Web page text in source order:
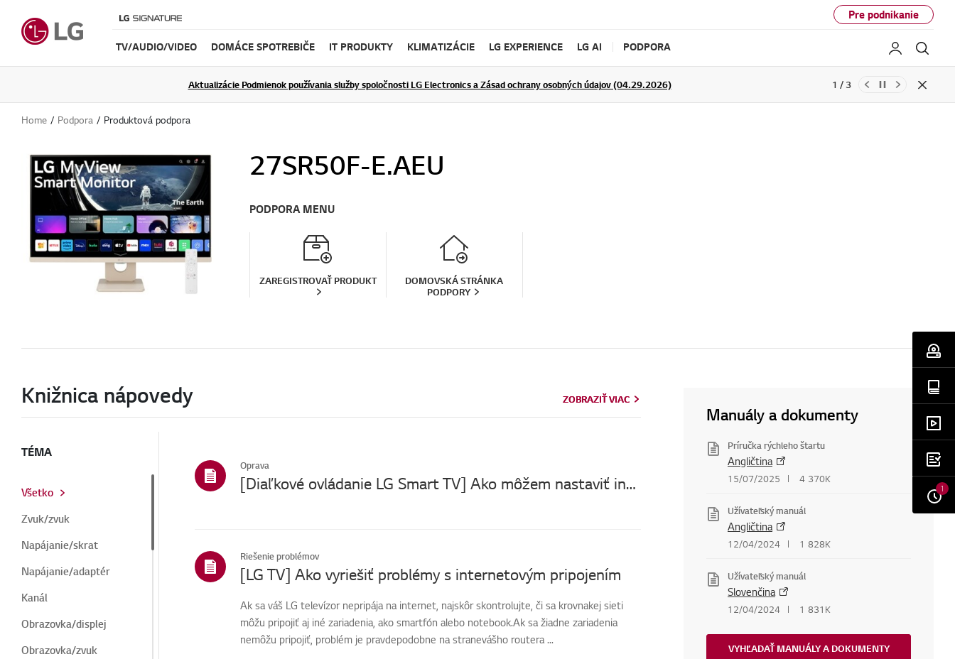
Pre podnikanie
TV/AUDIO/VIDEO DOMÁCE SPOTREBIČE IT PRODUKTY KLIMATIZÁCIE LG EXPERIENCE LG AI PODPORA Moje LG
Aktualizácie Podmienok používania služby spoločnosti LG Electronics a Zásad ochrany osobných údajov (04.29.2026)
ĎALŠIE INFORMÁCIE
ĎALŠIE INFORMÁCIE 1 / 3
Close
Home Podpora Produktová podpora
27SR50F-E.AEU
PODPORA MENU
ZAREGISTROVAŤ PRODUKT
DOMOVSKÁ STRÁNKA
PODPORY
Knižnica nápovedy ZOBRAZIŤ VIAC
TÉMA
Všetko
Zvuk/zvuk
Napájanie/skrat
Napájanie/adaptér
Kanál
Obrazovka/displej
Obrazovka/zvuk
Oprava
[Diaľkové ovládanie LG Smart TV] Ako môžem nastaviť integrované diaľkové ovládanie v inteligentnom televízore?
Riešenie problémov
[LG TV] Ako vyriešiť problémy s internetovým pripojením
Ak sa váš LG televízor nepripája na internet, najskôr skontrolujte, či sa krovnakej sieti
môžu pripojiť aj iné zariadenia, ako smartfón alebo notebook.Ak sa žiadne zariadenia
nemôžu pripojiť, problém je pravdepodobne na stranevášho routera ...
ZOBRAZIŤ VIAC
Manuály a dokumenty
Príručka rýchleho štartu
Angličtina
15/07/2025 4 370K
Užívateľský manuál
Angličtina
12/04/2024 1 828K
Užívateľský manuál
Slovenčina
12/04/2024 1 831K
VYHĽADAŤ MANUÁLY A DOKUMENTY
1